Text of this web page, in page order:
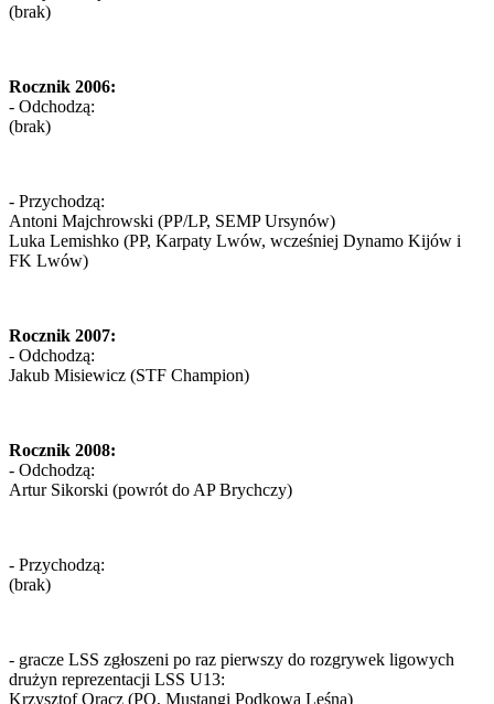
(brak)
Rocznik 2006:
- Odchodzą:
(brak)
- Przychodzą:
Antoni Majchrowski (PP/LP, SEMP Ursynów)
Luka Lemishko (PP, Karpaty Lwów, wcześniej Dynamo Kijów i
FK Lwów)
Rocznik 2007:
- Odchodzą:
Jakub Misiewicz (STF Champion)
Rocznik 2008:
- Odchodzą:
Artur Sikorski (powrót do AP Brychczy)
- Przychodzą:
(brak)
- gracze LSS zgłoszeni po raz pierwszy do rozgrywek ligowych
drużyn reprezentacji LSS U13:
Krzysztof Oracz (PO, Mustangi Podkowa Leśna)